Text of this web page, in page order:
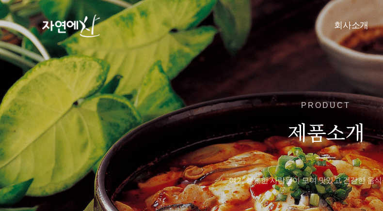
회사소개
PRODUCT
제품소개
여기 행복한 사람들이 모여 맛있고 건강한 음